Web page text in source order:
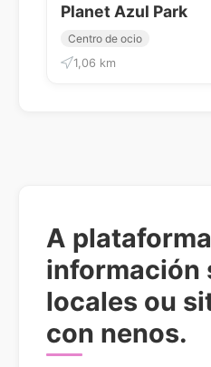
Planet Azul Park
Centro de ocio
1,06 km
A
información
locales ou
con nenos.